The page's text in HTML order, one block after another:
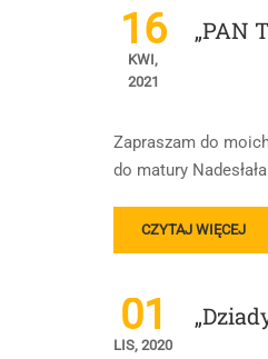
DZIADY
CZĘŚĆ
III-
ADAM
16
KWI,
2021
„PAN
Zapraszam do
do matury
READ
MORE
„PAN
TADEUSZ”
ORAZ
CZYTAJ WIĘCEJ
01
LIS, 2020